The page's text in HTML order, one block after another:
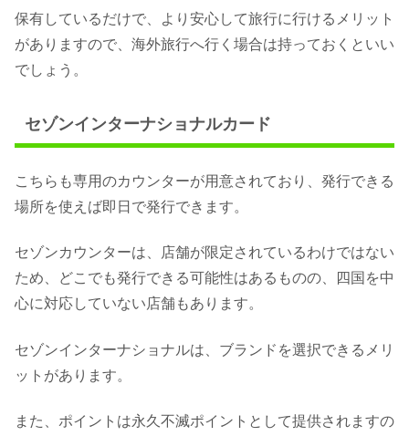
保有しているだけで、より安心して旅行に行けるメリット
がありますので、海外旅行へ行く場合は持っておくといい
でしょう。
セゾンインターナショナルカード
こちらも専用のカウンターが用意されており、発行できる
場所を使えば即日で発行できます。
セゾンカウンターは、店舗が限定されているわけではない
ため、どこでも発行できる可能性はあるものの、四国を中
心に対応していない店舗もあります。
セゾンインターナショナルは、ブランドを選択できるメリ
ットがあります。
また、ポイントは永久不滅ポイントとして提供されますの